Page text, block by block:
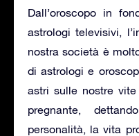
Dall’oroscopo in
astrologi televisivi,
nostra società è
di astrologi e
astri sulle nostre
pregnante,
personalità, la vita